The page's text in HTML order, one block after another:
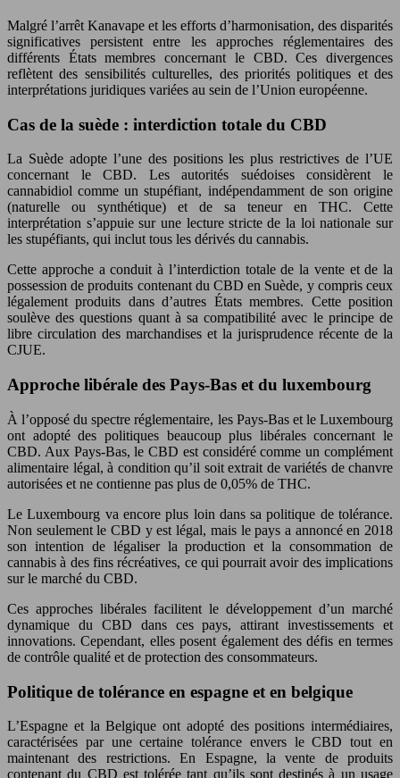
Malgré l’arrêt Kanavape et les efforts d’harmonisation, des disparités
significatives persistent entre les approches réglementaires des
différents États membres concernant le CBD. Ces divergences
reflètent des sensibilités culturelles, des priorités politiques et des
interprétations juridiques variées au sein de l’Union européenne.
Cas de la suède : interdiction totale du CBD
La Suède adopte l’une des positions les plus restrictives de l’UE
concernant le CBD. Les autorités suédoises considèrent le
cannabidiol comme un stupéfiant, indépendamment de son origine
(naturelle ou synthétique) et de sa teneur en THC. Cette
interprétation s’appuie sur une lecture stricte de la loi nationale sur
les stupéfiants, qui inclut tous les dérivés du cannabis.
Cette approche a conduit à l’interdiction totale de la vente et de la
possession de produits contenant du CBD en Suède, y compris ceux
légalement produits dans d’autres États membres. Cette position
soulève des questions quant à sa compatibilité avec le principe de
libre circulation des marchandises et la jurisprudence récente de la
CJUE.
Approche libérale des Pays-Bas et du luxembourg
À l’opposé du spectre réglementaire, les Pays-Bas et le Luxembourg
ont adopté des politiques beaucoup plus libérales concernant le
CBD. Aux Pays-Bas, le CBD est considéré comme un complément
alimentaire légal, à condition qu’il soit extrait de variétés de chanvre
autorisées et ne contienne pas plus de 0,05% de THC.
Le Luxembourg va encore plus loin dans sa politique de tolérance.
Non seulement le CBD y est légal, mais le pays a annoncé en 2018
son intention de légaliser la production et la consommation de
cannabis à des fins récréatives, ce qui pourrait avoir des implications
sur le marché du CBD.
Ces approches libérales facilitent le développement d’un marché
dynamique du CBD dans ces pays, attirant investissements et
innovations. Cependant, elles posent également des défis en termes
de contrôle qualité et de protection des consommateurs.
Politique de tolérance en espagne et en belgique
L’Espagne et la Belgique ont adopté des positions intermédiaires,
caractérisées par une certaine tolérance envers le CBD tout en
maintenant des restrictions. En Espagne, la vente de produits
contenant du CBD est tolérée tant qu’ils sont destinés à un usage